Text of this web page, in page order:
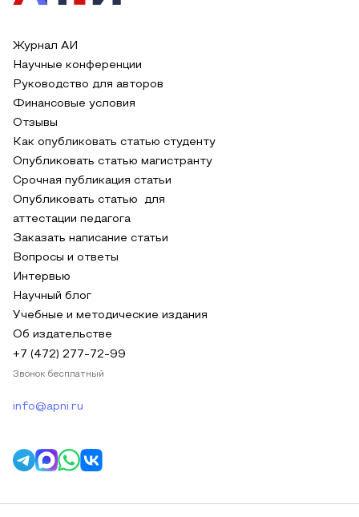
Журнал АИ
Научные конференции
Руководство для авторов
Финансовые условия
Отзывы
Как опубликовать статью студенту
Опубликовать статью магистранту
Срочная публикация статьи
Опубликовать статью для
аттестации педагога
Заказать написание статьи
Вопросы и ответы
Интервью
Научный блог
Учебные и методические издания
Об издательстве
+7 (472) 277-72-99
Звонок бесплатный
info@apni.ru